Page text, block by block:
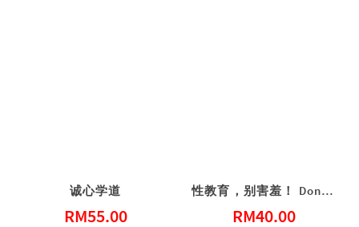
诚心学道
RM55.00
性教育，别害羞！ Don’t Be Shy: A Friendly Guide to Sex Education
RM40.00